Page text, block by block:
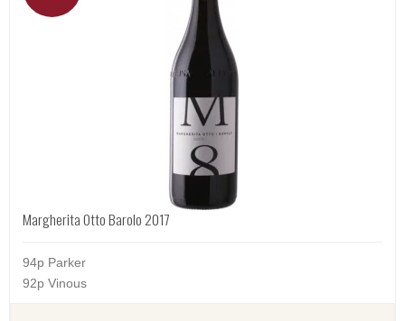
Margherita Otto Barolo 2017
94p Parker
92p Vinous